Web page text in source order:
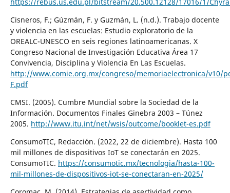
https://rebus.us.edu.pl/bitstream/20.500.12128/17016/1/
Cisneros, F.; Gúzmán, F. y Guzmán, L. (n.d.). Trabajo docente
y violencia en las escuelas: Estudio exploratorio de la
OREALC-UNESCO en seis regiones latinoamericanas. X
Congreso Nacional de Investigación Educativa Área 17
Convivencia, Disciplina y Violencia En Las Escuelas.
http://www.comie.org.mx/congreso/memoriaelectronica/v10/
F.pdf
CMSI. (2005). Cumbre Mundial sobre la Sociedad de la
Información. Documentos Finales Ginebra 2003 – Túnez
2005. http://www.itu.int/net/wsis/outcome/booklet-es.pdf
ConsumoTIC, Redacción. (2022, 22 de diciembre). Hasta 100
mil millones de dispositivos IoT se conectarán en 2025.
ConsumoTIC. https://consumotic.mx/tecnologia/hasta-100-
mil-millones-de-dispositivos-iot-se-conectaran-en-2025/